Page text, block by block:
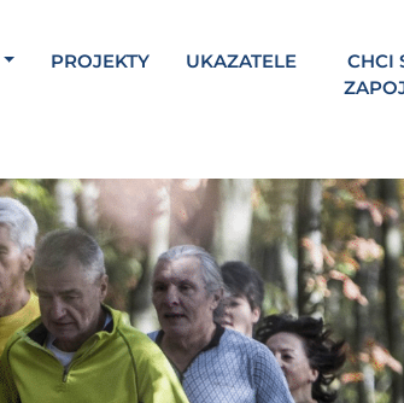
PROJEKTY UKAZATELE
CHCI